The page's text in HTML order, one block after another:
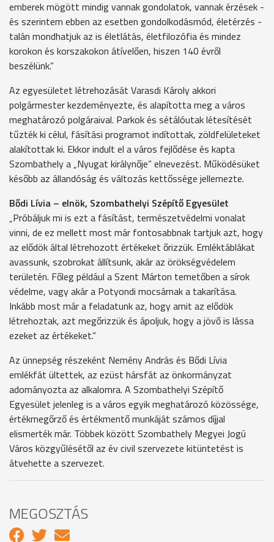
emberek mögött mindig vannak gondolatok, vannak érzések -
és szerintem ebben az esetben gondolkodásmód, életérzés -
talán mondhatjuk az is életlátás, életfilozófia és mindez
korokon és korszakokon átívelően, hiszen 140 évről
beszélünk.”
Az egyesületet létrehozását Varasdi Károly akkori
polgármester kezdeményezte, és alapította meg a város
meghatározó polgáraival. Parkok és sétálóutak létesítését
tűzték ki célul, fásítási programot indítottak, zöldfelületeket
alakítottak ki. Ekkor indult el a város fejlődése és kapta
Szombathely a „Nyugat királynője” elnevezést. Működésüket
később az állandóság és változás kettőssége jellemezte.
Bődi Lívia – elnök, Szombathelyi Szépítő Egyesület
„Próbáljuk mi is ezt a fásítást, természetvédelmi vonalat
vinni, de ez mellett most már fontosabbnak tartjuk azt, hogy
az elődök által létrehozott értékeket őrizzük. Emléktáblákat
avassunk, szobrokat állítsunk, akár az örökségvédelem
területén. Főleg például a Szent Márton temetőben a sírok
védelme, vagy akár a Potyondi mocsárnak a takarítása.
Inkább most már a feladatunk az, hogy amit az elődök
létrehoztak, azt megőrizzük és ápoljuk, hogy a jövő is lássa
ezeket az értékeket.”
Az ünnepség részeként Nemény András és Bődi Lívia
emlékfát ültettek, az ezüst hársfát az önkormányzat
adományozta az alkalomra. A Szombathelyi Szépítő
Egyesület jelenleg is a város egyik meghatározó közössége,
értékmegőrző és értékmentő munkáját számos díjjal
elismerték már. Többek között Szombathely Megyei Jogú
Város közgyűlésétől az év civil szervezete kitüntetést is
átvehette a szervezet.
MEGOSZTÁS